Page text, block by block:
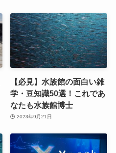
【必見】水族館の面白い雑
学・豆知識50選！これであ
なたも水族館博士
2023年9月21日